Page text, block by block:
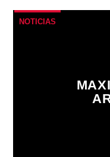
NOTICIAS